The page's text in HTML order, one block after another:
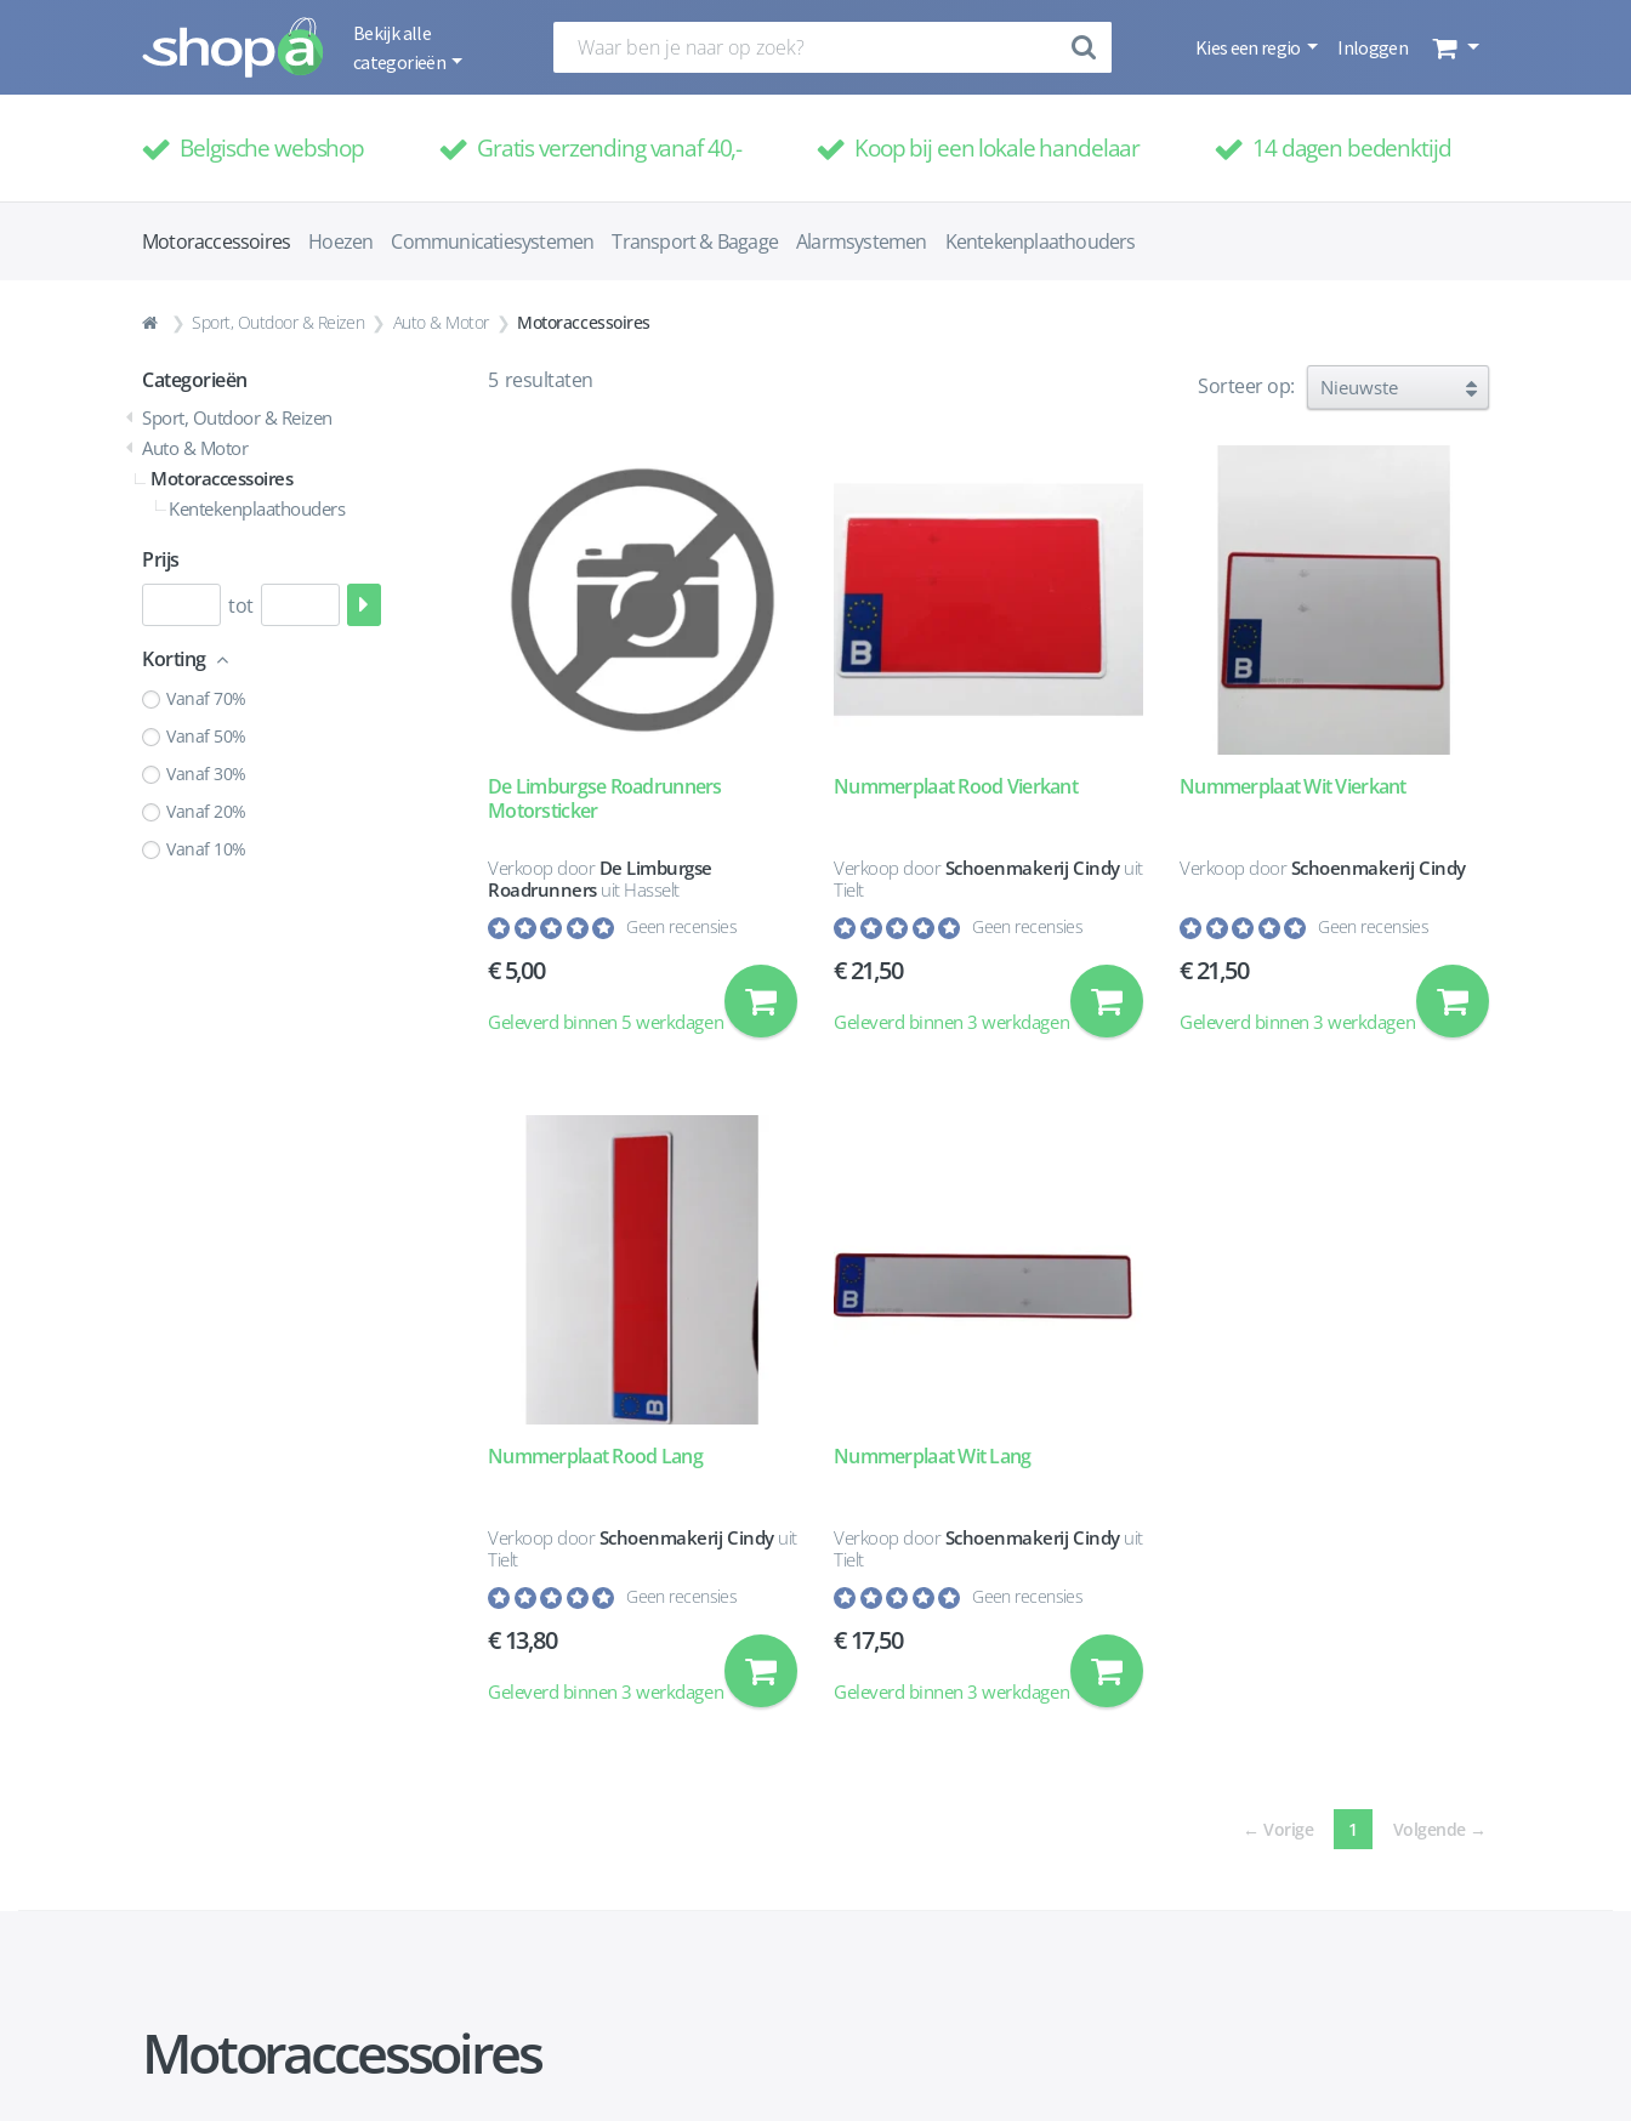
Bekijk alle
categorieën
Kies een regio Inloggen
Belgische webshop Gratis verzending vanaf 40,- Koop bij een lokale handelaar 14 dagen bedenktijd
Motoraccessoires Hoezen Communicatiesystemen Transport & Bagage Alarmsystemen Kentekenplaathouders
Sport, Outdoor & Reizen Auto & Motor Motoraccessoires
Categorieën
Sport, Outdoor & Reizen
Auto & Motor
Motoraccessoires
Kentekenplaathouders
Prijs
tot
Korting
Vanaf 70%
Vanaf 50%
Vanaf 30%
Vanaf 20%
Vanaf 10%
5 resultaten Sorteer op:
De Limburgse Roadrunners
Motorsticker
Verkoop door De Limburgse
Roadrunnersuit Hasselt
Geen recensies
5,00
Geleverd binnen 5 werkdagen
Nummerplaat Rood Vierkant
Verkoop doorSchoenmakerij Cindyuit
Tielt
Geen recensies
21,50
Geleverd binnen 3 werkdagen
Nummerplaat Wit Vierkant
Verkoop doorSchoenmakerij Cindy
Geen recensies
21,50
Geleverd binnen 3 werkdagen
Nummerplaat Rood Lang
Verkoop doorSchoenmakerij Cindyuit
Tielt
Geen recensies
13,80
Geleverd binnen 3 werkdagen
Nummerplaat Wit Lang
Verkoop doorSchoenmakerij Cindyuit
Tielt
Geen recensies
17,50
Geleverd binnen 3 werkdagen
←Vorige 1 (current)Volgende→
Motoraccessoires